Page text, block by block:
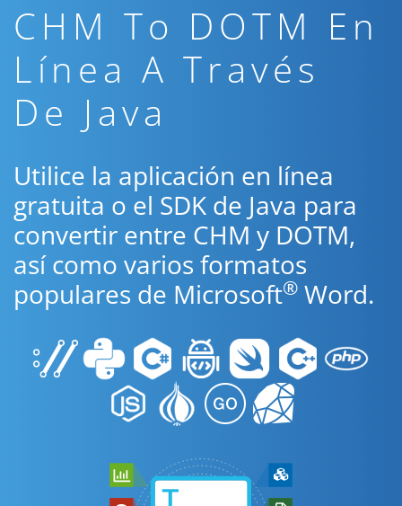
CHM To DOTM En
Línea A Través
De Java
Utilice la aplicación en línea
gratuita o el SDK de Java para
convertir entre CHM y DOTM,
así como varios formatos
populares de Microsoft® Word.